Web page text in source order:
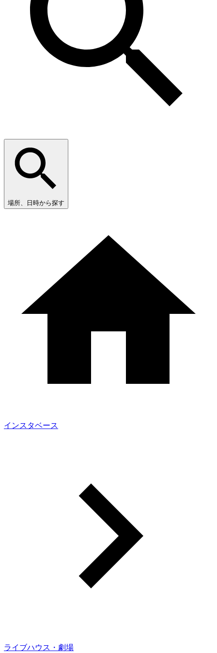
場所、日時から探す
インスタベース
ライブハウス・劇場